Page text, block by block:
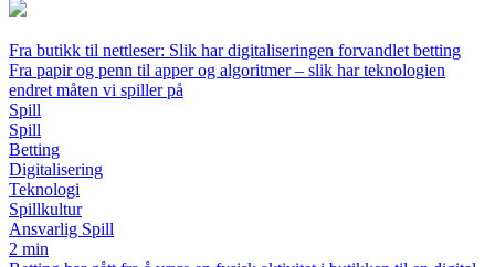
Fra butikk til nettleser: Slik har digitaliseringen forvandlet betting
Fra papir og penn til apper og algoritmer – slik har teknologien
endret måten vi spiller på
Spill
Spill
Betting
Digitalisering
Teknologi
Spillkultur
Ansvarlig Spill
2 min